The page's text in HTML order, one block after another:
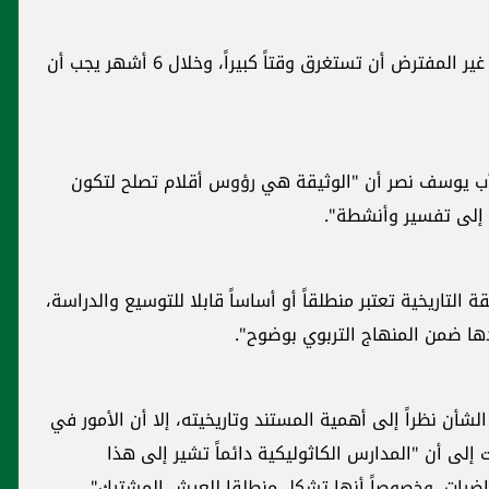
وعن الوقت الذي تحتاج إليهه الفكرة أجابت: "من غير المفترض أن تستغرق وقتاً كبيراً، وخلال 6 أشهر يجب أن
الأب يوسف نصر أن "الوثيقة هي رؤوس أقلام تصلح لتكون
إلى تفسير وأنشطة".
تعتبر منطلقاً أو أساساً قابلا للتوسيع والدراسة،
ضمن المنهاج التربوي بوضوح".
نظراً إلى أهمية المستند وتاريخيته، إلا أن الأمور في
أن "المدارس الكاثوليكية دائماً تشير إلى هذا